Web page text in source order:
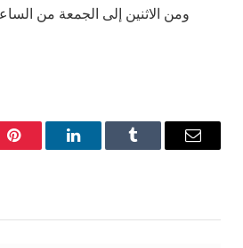
Pinterest LinkedInTumblr Email